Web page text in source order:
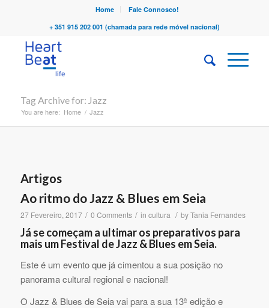
Home
Fale Connosco!
+ 351 915 202 001 (chamada para rede móvel nacional)
Tag Archive for: Jazz
You are here: Home / Jazz
Artigos
Ao ritmo do Jazz & Blues em Seia
27 Fevereiro, 2017 / 0 Comments / in cultura / byTania Fernandes
Já se começam a ultimar os preparativos para
mais um Festival de Jazz & Blues em Seia.
Este é um evento que já cimentou a sua posição no
panorama cultural regional e nacional!
O Jazz & Blues de Seia vai para a sua 13ª edição e